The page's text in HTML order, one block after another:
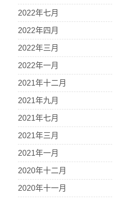
2022年七月
2022年四月
2022年三月
2022年一月
2021年十二月
2021年九月
2021年七月
2021年三月
2021年一月
2020年十二月
2020年十一月